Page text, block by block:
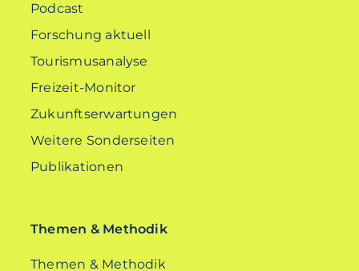
Podcast
Forschung aktuell
Tourismusanalyse
Freizeit-Monitor
Zukunftserwartungen
Weitere Sonderseiten
Publikationen
Themen & Methodik
Themen & Methodik